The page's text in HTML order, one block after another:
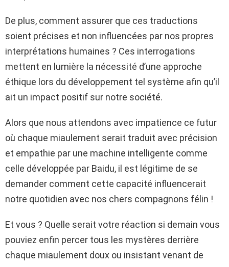
De plus, comment assurer que ces traductions
soient précises et non influencées par nos propres
interprétations humaines ? Ces interrogations
mettent en lumière la nécessité d’une approche
éthique lors du développement tel système afin qu’il
ait un impact positif sur notre société.
Alors que nous attendons avec impatience ce futur
où chaque miaulement serait traduit avec précision
et empathie par une machine intelligente comme
celle développée par Baidu, il est légitime de se
demander comment cette capacité influencerait
notre quotidien avec nos chers compagnons félin !
Et vous ? Quelle serait votre réaction si demain vous
pouviez enfin percer tous les mystères derrière
chaque miaulement doux ou insistant venant de